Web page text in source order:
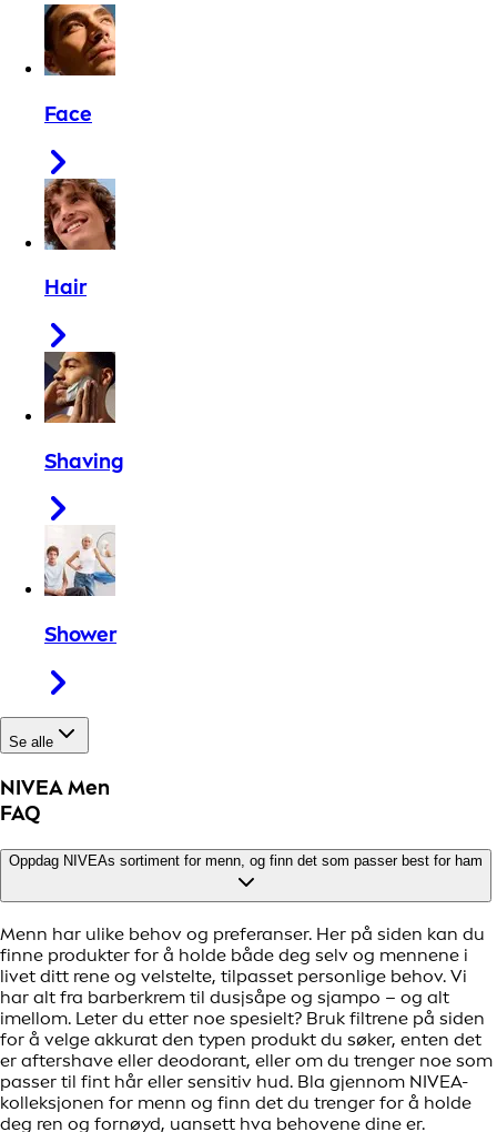
Face
Hair
Shaving
Shower
Se alle
NIVEA Men
FAQ
Oppdag NIVEAs sortiment for menn, og finn det som passer best for ham
Menn har ulike behov og preferanser. Her på siden kan du
finne produkter for å holde både deg selv og mennene i
livet ditt rene og velstelte, tilpasset personlige behov. Vi
har alt fra barberkrem til dusjsåpe og sjampo – og alt
imellom. Leter du etter noe spesielt? Bruk filtrene på siden
for å velge akkurat den typen produkt du søker, enten det
er aftershave eller deodorant, eller om du trenger noe som
passer til fint hår eller sensitiv hud. Bla gjennom NIVEA-
kolleksjonen for menn og finn det du trenger for å holde
deg ren og fornøyd, uansett hva behovene dine er.